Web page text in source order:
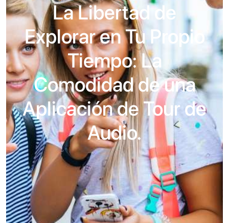
La Libertad de
Explorar en Tu Propio
Tiempo: La
Comodidad de una
Aplicación de Tour de
Audio.